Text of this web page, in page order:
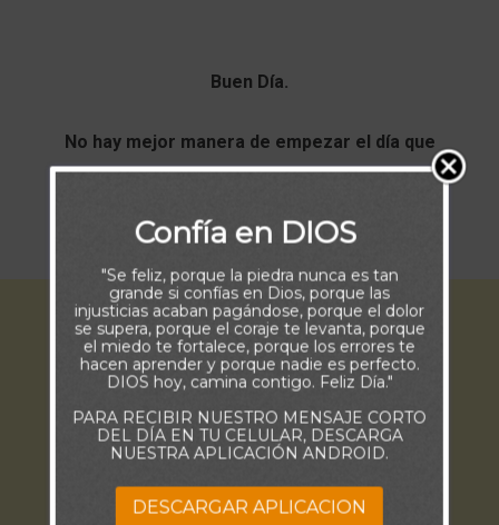
Buen Día.
No hay mejor manera de empezar el día que
encomendándome en las manos de DIOS.
Que tus pasos sean bendecidos.
Confía en DIOS
"Se feliz, porque la piedra nunca es tan
grande si confías en Dios, porque las
injusticias acaban pagándose, porque el dolor
se supera, porque el coraje te levanta, porque
el miedo te fortalece, porque los errores te
hacen aprender y porque nadie es perfecto.
DIOS hoy, camina contigo. Feliz Día."
PARA RECIBIR NUESTRO MENSAJE CORTO
DEL DÍA EN TU CELULAR, DESCARGA
NUESTRA APLICACIÓN ANDROID.
DESCARGAR APLICACION